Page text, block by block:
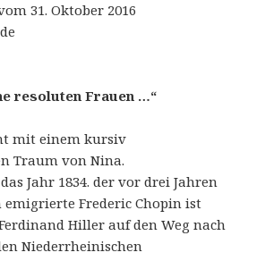
31. Oktober 2016
resoluten Frauen …“
mit einem kursiv
Traum von Nina.
Jahr 1834. der vor drei Jahren
emigrierte Frederic Chopin ist
Hiller auf den Weg nach
Niederrheinischen